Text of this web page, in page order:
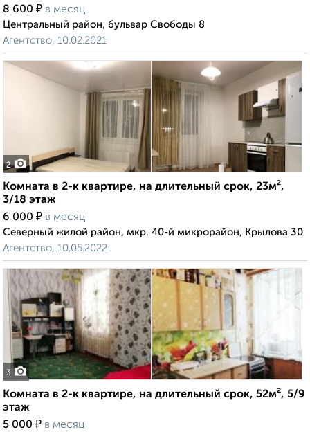
8 600 ₽ в месяц
Центральный район, бульвар Свободы 8
Агентство, 10.02.2021
2
Комната в 2-к квартире, на длительный срок, 23м²,
3/18 этаж
6 000 ₽ в месяц
Северный жилой район, мкр. 40-й микрорайон, Крылова 30
Агентство, 10.05.2022
3
Комната в 2-к квартире, на длительный срок, 52м², 5/9
этаж
5 000 ₽ в месяц